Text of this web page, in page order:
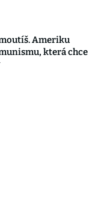
Ameriku
která chce